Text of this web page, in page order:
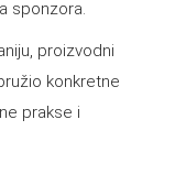
sponzora.
proizvodni
konkretne
prakse i